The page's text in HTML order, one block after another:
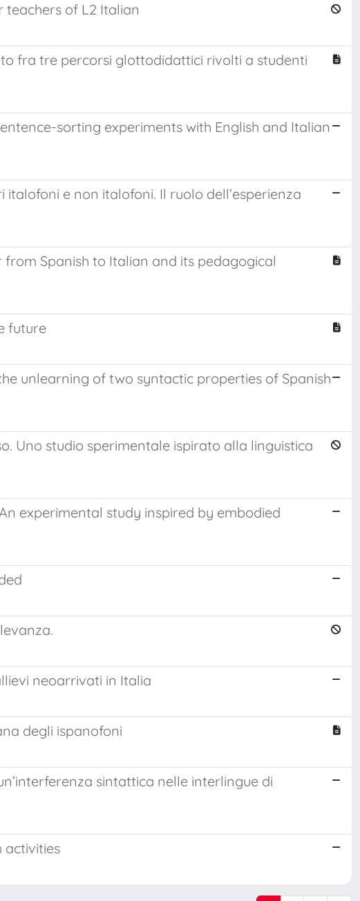
of L2 Italian
fra tre percorsi glottodidattici rivolti a studenti
sorting experiments with English and Italian
e non italofoni. Il ruolo dell’esperienza
Spanish to Italian and its pedagogical
future
unlearning of two syntactic properties of Spanish
Uno studio sperimentale ispirato alla linguistica
experimental study inspired by embodied
neoarrivati in Italia
degli ispanofoni
sintattica nelle interlingue di
activities